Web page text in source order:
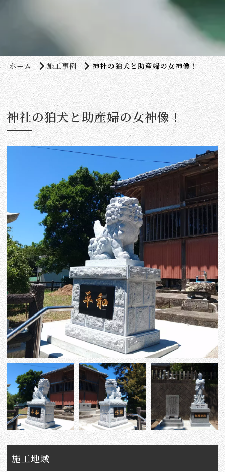
ホーム 施工事例 神社の狛犬と助産婦の女神像！
神社の狛犬と助産婦の女神像！
施工地域